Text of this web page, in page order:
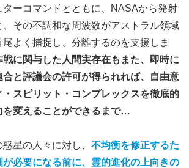
ーコマンドとともに、NASAから発射
、その不調和な周波数がアストラル領域
よく捕捉し、分離するのを支援しま
戦に関与した人間実存在もまた、即時に
合と評議会の許可が得られれば、自由意
スピリット・コンプレックスを徹底的
を変えることができるまで…
星の人々に対し、 不均衡を修正するた
必要になる前に、霊的進化の上向きの